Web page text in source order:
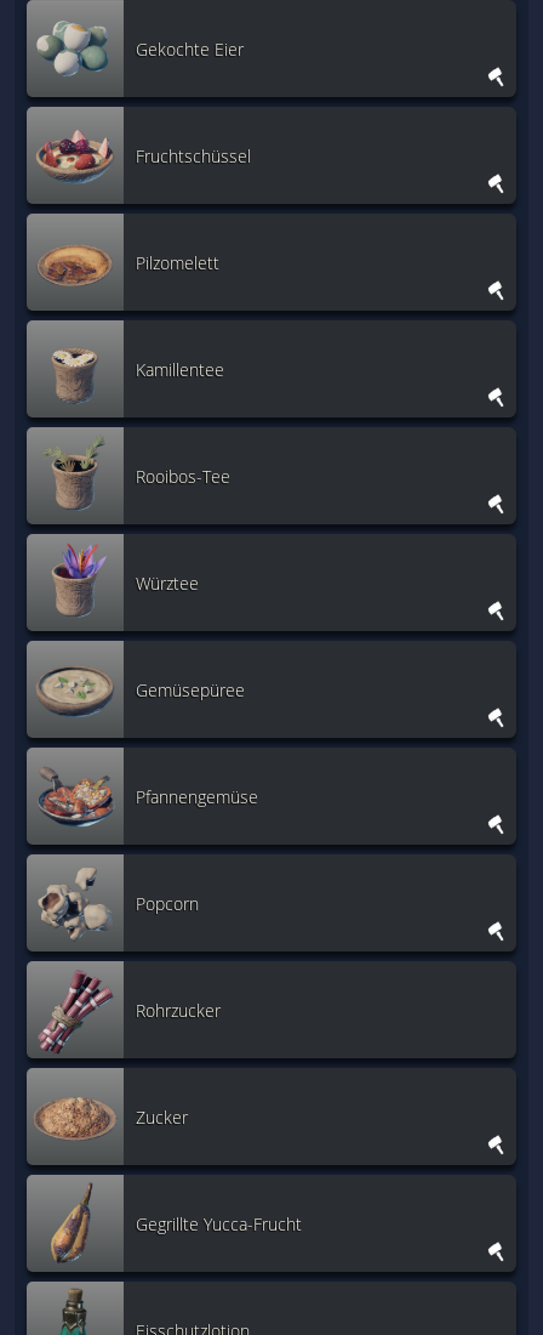
Gekochte Eier
Fruchtschüssel
Pilzomelett
Kamillentee
Rooibos-Tee
Würztee
Gemüsepüree
Pfannengemüse
Popcorn
Rohrzucker
Zucker
Gegrillte Yucca-Frucht